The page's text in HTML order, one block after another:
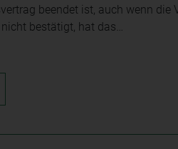
beendet ist, auch wenn
bestätigt, hat das…